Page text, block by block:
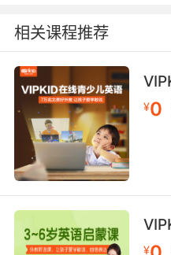
九月 September
十二月 December
相关课程推荐
¥0
¥